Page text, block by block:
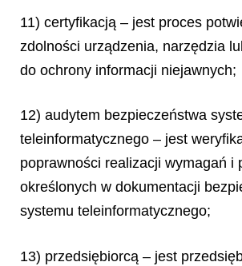
11) certyfikacją – jest proces
zdolności urządzenia, narzędzia
do ochrony informacji niejawnych;
12) audytem bezpieczeństwa
teleinformatycznego – jest
poprawności realizacji wymagań i
określonych w dokumentacji
systemu teleinformatycznego;
13) przedsiębiorcą – jest